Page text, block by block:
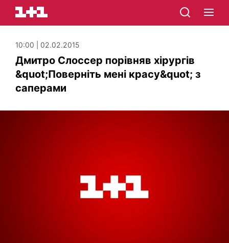
10:00 | 02.02.2015
Дмитро Слоссер порівняв хірургів
&quot;Поверніть мені красу&quot; з
саперами